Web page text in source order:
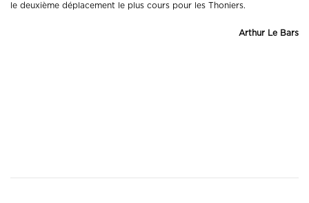
le deuxième déplacement le plus cours pour les Thoniers.
Arthur Le Bars